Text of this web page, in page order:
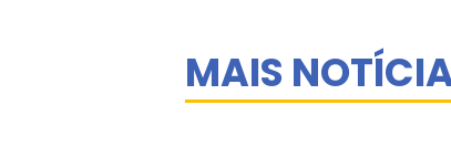
MAIS